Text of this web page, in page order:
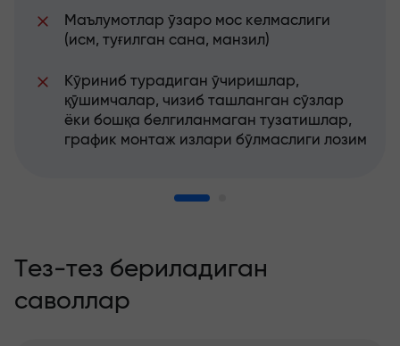
Маълумотлар ўзаро мос келмаслиги
(исм, туғилган сана, манзил)
Кўриниб турадиган ўчиришлар,
қўшимчалар, чизиб ташланган сўзлар
ёки бошқа белгиланмаган тузатишлар,
график монтаж излари бўлмаслиги лозим
Тез-тез бериладиган
саволлар